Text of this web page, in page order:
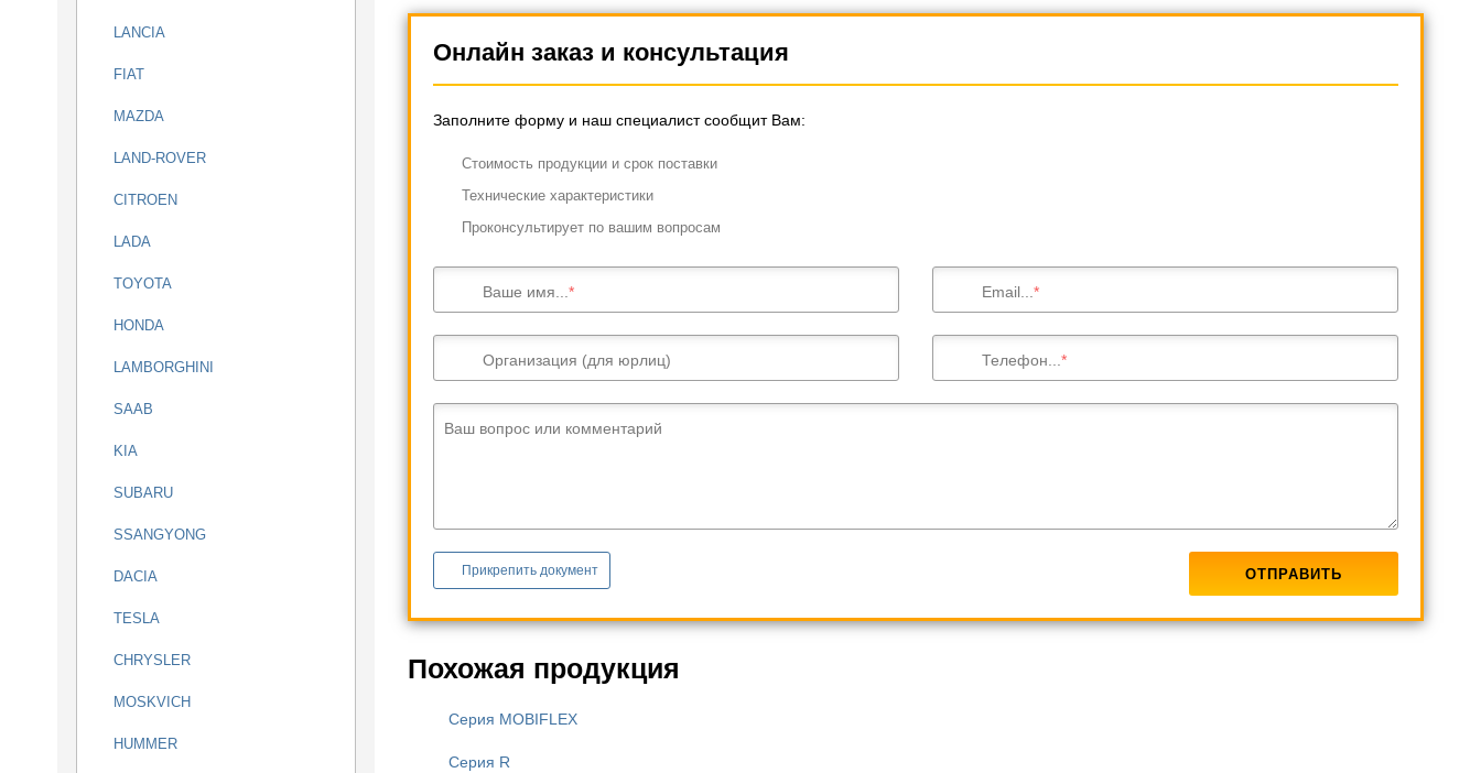
LANCIA
FIAT
MAZDA
LAND-ROVER
CITROEN
LADA
TOYOTA
HONDA
LAMBORGHINI
SAAB
KIA
SUBARU
SSANGYONG
DACIA
TESLA
CHRYSLER
MOSKVICH
HUMMER
Онлайн заказ и консультация
Заполните форму и наш специалист сообщит Вам:
Cтоимость продукции и срок поставки
Технические характеристики
Проконсультирует по вашим вопросам
Ваше имя... Email...
Организация (для юрлиц) Телефон...
Ваш вопрос или комментарий
Прикрепить документ
Похожая продукция
Серия MOBIFLEX
Серия R